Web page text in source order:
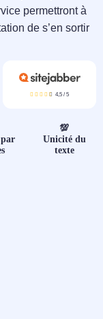
📝
💎
📄
permettront à
de s’en sortir
4,5 / 5
💯
Unicité du
texte